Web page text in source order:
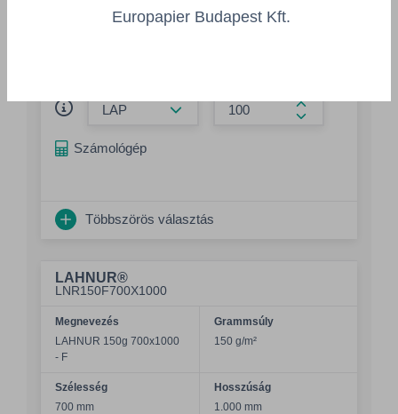
Recycling
Összeg
Számológép
Többszörös választás
LAHNUR®
LNR150F700X1000
Megnevezés
LAHNUR 150g 700x1000
- F
Grammsúly
150 g/m²
Szélesség
700 mm
Hosszúság
1.000 mm
Europapier Budapest Kft.